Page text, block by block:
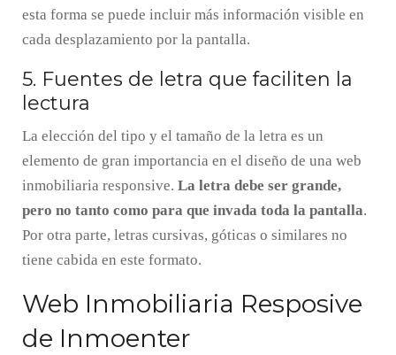
esta forma se puede incluir más información visible en
cada desplazamiento por la pantalla.
5. Fuentes de letra que faciliten la
lectura
La elección del tipo y el tamaño de la letra es un
elemento de gran importancia en el diseño de una web
inmobiliaria responsive. La letra debe ser grande,
pero no tanto como para que invada toda la pantalla.
Por otra parte, letras cursivas, góticas o similares no
tiene cabida en este formato.
Web Inmobiliaria Resposive
de Inmoenter